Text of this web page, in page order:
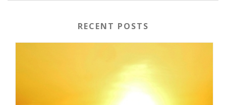
RECENT POSTS